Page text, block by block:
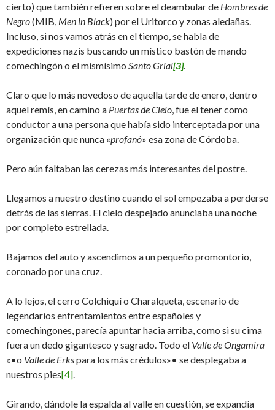
cierto) que también refieren sobre el deambular de Hombres de
Negro(MIB, Men in Black) por el Uritorco y zonas aledañas.
Incluso, si nos vamos atrás en el tiempo, se habla de
expediciones nazis buscando un místico bastón de mando
comechingón o el mismísimo Santo Grial[3].
Claro que lo más novedoso de aquella tarde de enero, dentro
aquel remís, en camino a Puertas de Cielo, fue el tener como
conductor a una persona que había sido interceptada por una
organización que nunca «profanó» esa zona de Córdoba.
Pero aún faltaban las cerezas más interesantes del postre.
Llegamos a nuestro destino cuando el sol empezaba a perderse
detrás de las sierras. El cielo despejado anunciaba una noche
por completo estrellada.
Bajamos del auto y ascendimos a un pequeño promontorio,
coronado por una cruz.
A lo lejos, el cerro Colchiquí o Charalqueta, escenario de
legendarios enfrentamientos entre españoles y
comechingones, parecía apuntar hacia arriba, como si su cima
fuera un dedo gigantesco y sagrado. Todo el Valle de Ongamira
«•o Valle de Erkspara los más crédulos»• se desplegaba a
nuestros pies[4].
Girando, dándole la espalda al valle en cuestión, se expandía